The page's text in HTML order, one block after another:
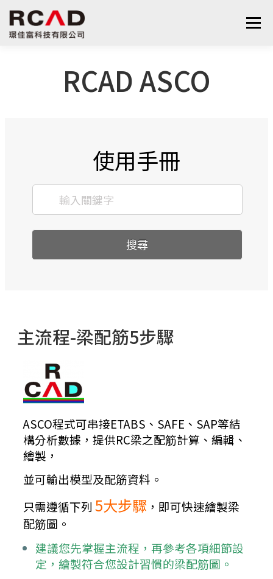
選單
軟體產品 算量服務
RCAD ASCO
使用手冊
搜尋
主流程-梁配筋5步驟
ASCO程式可串接ETABS、SAFE、SAP等結
構分析數據， 提供RC梁之配筋計算、編輯、
繪製，
並可輸出模型及配筋資料。
只需遵循下列 5大步驟 ，即可快速繪製梁
配筋圖。
建議您先掌握主流程，再參考各項細節設
定，繪製符合您設計習慣的梁配筋圖。